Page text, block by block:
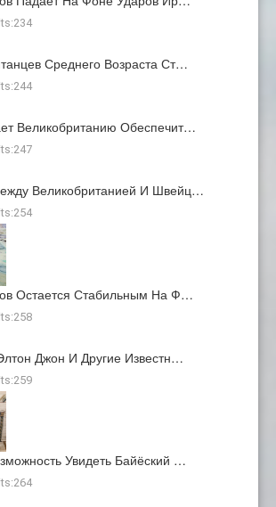
Среднего Возраста Ст…
Великобританию Обеспечит…
Великобританией И Швейц…
Остается Стабильным На Ф…
Джон И Другие Известн…
Увидеть Байёский …